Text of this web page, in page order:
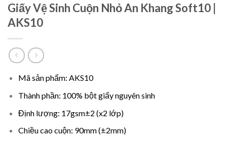
Giấy Vệ Sinh Cuộn Nhỏ An Khang Soft10 |
AKS10
Mã sản phẩm: AKS10
Thành phần: 100% bột giấy nguyên sinh
Định lượng: 17gsm±2 (x2 lớp)
Chiều cao cuộn: 90mm (±2mm)